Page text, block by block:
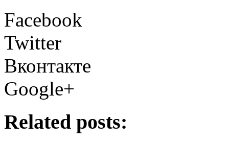
Facebook
Twitter
Вконтакте
Google+
Related posts: